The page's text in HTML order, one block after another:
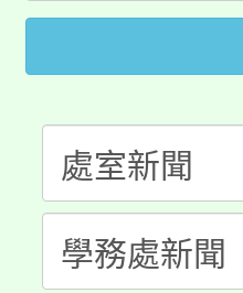
桃園市
生本土
公告本
代理(課)
公告本
代理(課)
轉知中
《